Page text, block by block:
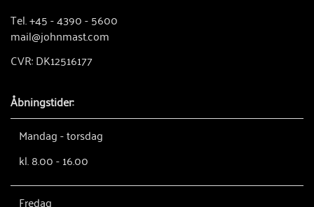
Tel. +45 - 4390 - 5600
mail@johnmast.com
CVR: DK12516177
Åbningstider:
Mandag - torsdag
kl. 8.00 - 16.00
Fredag